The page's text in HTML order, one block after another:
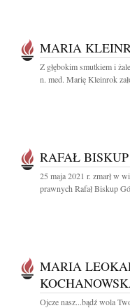
MARIA
Z głębokim smutkiem i
n. med. Marię Kleinrok
RAFAŁ BISKUP
25 maja 2021 r. zmarł w
prawnych Rafał Biskup
MARIA
Ojcze nasz...bądź wola